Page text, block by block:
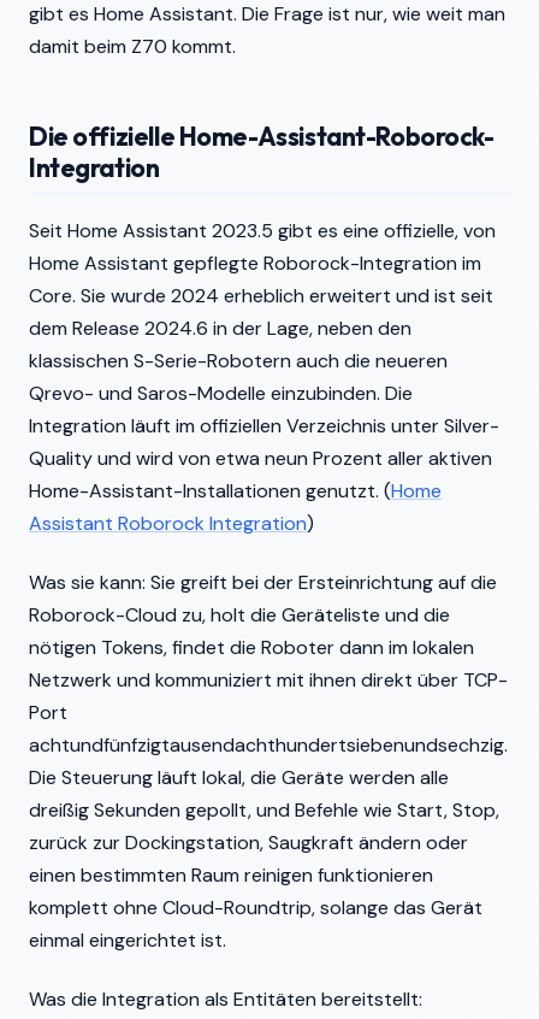
gibt es Home Assistant. Die Frage ist nur, wie weit man
damit beim Z70 kommt.
Die offizielle Home-Assistant-Roborock-
Integration
Seit Home Assistant 2023.5 gibt es eine offizielle, von
Home Assistant gepflegte Roborock-Integration im
Core. Sie wurde 2024 erheblich erweitert und ist seit
dem Release 2024.6 in der Lage, neben den
klassischen S-Serie-Robotern auch die neueren
Qrevo- und Saros-Modelle einzubinden. Die
Integration läuft im offiziellen Verzeichnis unter Silver-
Quality und wird von etwa neun Prozent aller aktiven
Home-Assistant-Installationen genutzt. (Home
Assistant Roborock Integration)
Was sie kann: Sie greift bei der Ersteinrichtung auf die
Roborock-Cloud zu, holt die Geräteliste und die
nötigen Tokens, findet die Roboter dann im lokalen
Netzwerk und kommuniziert mit ihnen direkt über TCP-
Port
achtundfünfzigtausendachthundertsiebenundsechzig.
Die Steuerung läuft lokal, die Geräte werden alle
dreißig Sekunden gepollt, und Befehle wie Start, Stop,
zurück zur Dockingstation, Saugkraft ändern oder
einen bestimmten Raum reinigen funktionieren
komplett ohne Cloud-Roundtrip, solange das Gerät
einmal eingerichtet ist.
Was die Integration als Entitäten bereitstellt: